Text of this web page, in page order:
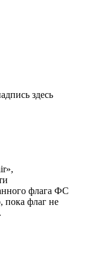
здесь
флага ФС
пока флаг не